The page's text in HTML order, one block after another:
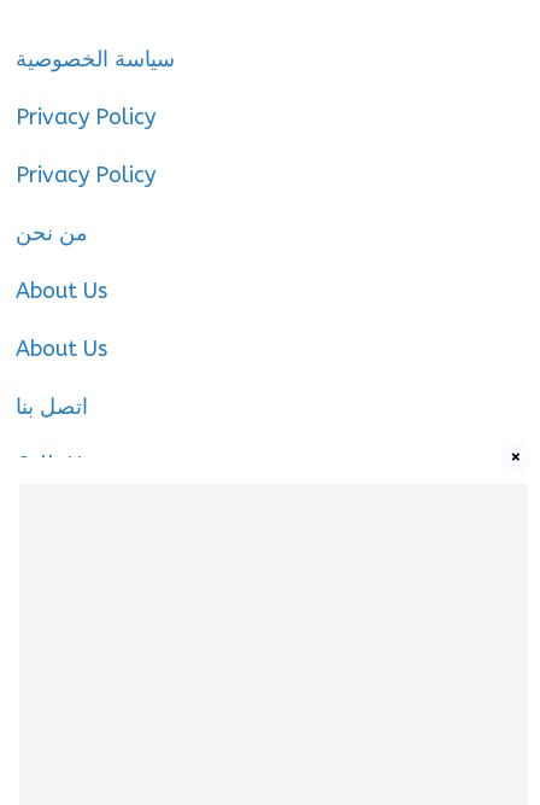
سياسة الخصوصية
Privacy Policy
Privacy Policy
من نحن
About Us
About Us
اتصل بنا
Call-Us ×